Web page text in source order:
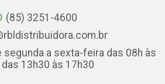
(85) 3251-4600
segunda a sexta-feira das 08h às
das 13h30 às 17h30